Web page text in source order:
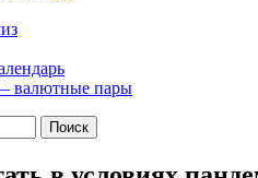
валютные пары